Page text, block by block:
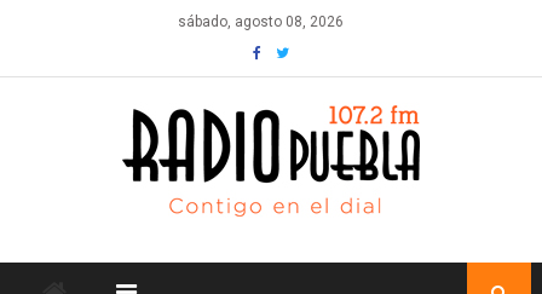
content
sábado, agosto 08, 2026